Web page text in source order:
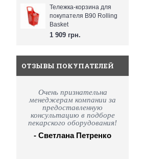
Тележка-корзина для
покупателя B90 Rolling
Basket
1 909 грн.
ОТЗЫВЫ ПОКУПАТЕЛЕЙ
Очень признательна
менеджерам компании за
предоставленную
консультацию в подборе
пекарского оборудования!
- Светлана Петренко